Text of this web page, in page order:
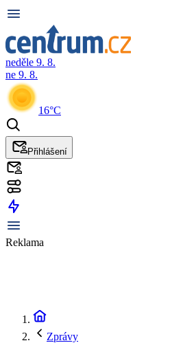
neděle 9. 8.
ne 9. 8.
16°C
Přihlášení
Reklama
Zprávy